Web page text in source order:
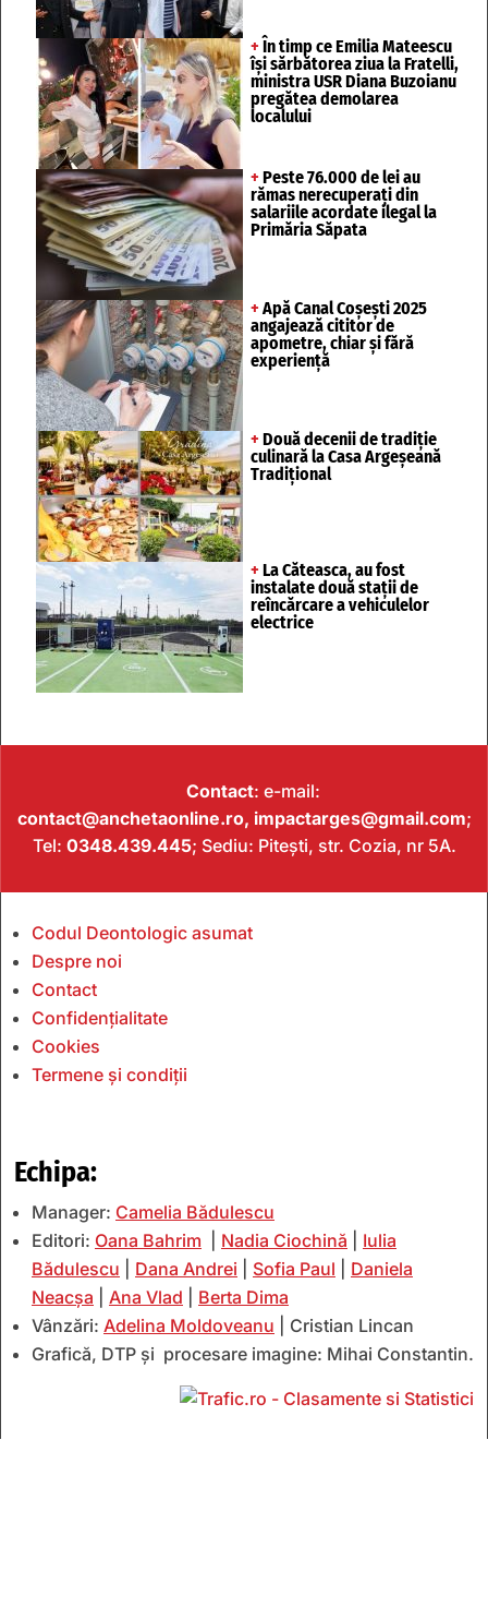
+ În timp ce Emilia Mateescu
își sărbătorea ziua la Fratelli,
ministra USR Diana Buzoianu
pregătea demolarea
localului
+ Peste 76.000 de lei au
rămas nerecuperați din
salariile acordate ilegal la
Primăria Săpata
+ Apă Canal Coșești 2025
angajează cititor de
apometre, chiar și fără
experiență
+ Două decenii de tradiție
culinară la Casa Argeșeană
Tradițional
+ La Căteasca, au fost
instalate două stații de
reîncărcare a vehiculelor
electrice
Contact: e-mail:
contact@anchetaonline.ro, impactarges@gmail.com;
Tel: 0348.439.445; Sediu: Pitești, str. Cozia, nr 5A.
Codul Deontologic asumat
Despre noi
Contact
Confidențialitate
Cookies
Termene și condiții
Echipa:
Manager: Camelia Bădulescu
Editori: Oana Bahrim Nadia Ciochină
Iulia
Bădulescu
Dana Andrei Sofia Paul
Daniela
Neacșa
Ana Vlad
Berta Dima
Vânzări: Adelina Moldoveanu | Cristian Lincan
Grafică, DTP și procesare imagine: Mihai Constantin.